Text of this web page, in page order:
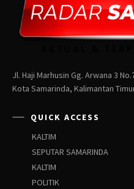
Jl. Haji Marhusin Gg. Arwana 3
Kota Samarinda, Kalimantan
QUICK ACCESS
KALTIM
SEPUTAR SAMARINDA
KALTIM
POLITIK